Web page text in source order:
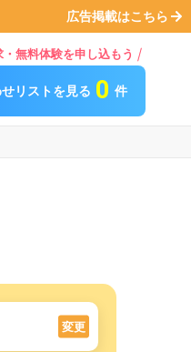
広告掲載はこちら
無料体験を申し込もう
リストを見る 0 件
変更